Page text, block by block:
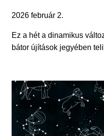
2026 február 2.
Ez a hét a dinamikus
bátor újítások jegyében